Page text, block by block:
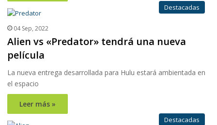
Destacadas
04 Sep, 2022
Alien vs «Predator» tendrá una nueva
película
La nueva entrega desarrollada para Hulu estará ambientada en
el espacio
Leer más »
Destacadas